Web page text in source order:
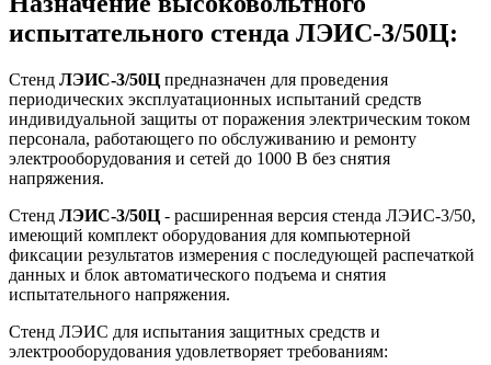
испытательного стенда ЛЭИС-3/50Ц:
Стенд ЛЭИС-3/50Ц предназначен для проведения
периодических эксплуатационных испытаний средств
индивидуальной защиты от поражения электрическим током
персонала, работающего по обслуживанию и ремонту
электрооборудования и сетей до 1000 В без снятия
напряжения.
Стенд ЛЭИС-3/50Ц - расширенная версия стенда ЛЭИС-3/50,
имеющий комплект оборудования для компьютерной
фиксации результатов измерения с последующей распечаткой
данных и блок автоматического подъема и снятия
испытательного напряжения.
Стенд ЛЭИС для испытания защитных средств и
электрооборудования удовлетворяет требованиям: